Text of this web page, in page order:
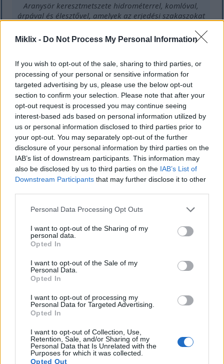
Miklix - Do Not Process My Personal Information
If you wish to opt-out of the sale, sharing to third parties, or
processing of your personal or sensitive information for
targeted advertising by us, please use the below opt-out
section to confirm your selection. Please note that after your
opt-out request is processed you may continue seeing
interest-based ads based on personal information utilized by
us or personal information disclosed to third parties prior to
your opt-out. You may separately opt-out of the further
disclosure of your personal information by third parties on the
IAB’s list of downstream participants. This information may
also be disclosed by us to third parties on the IAB’s List of
Downstream Participants that may further disclose it to other
Please note that this website/app uses one or more Google
not limited to your visit or usage behaviour. You may click to
grant or deny consent to Google and its third-party tags to
use your data for below specified purposes in below Google
consent section.
Personal Data Processing Opt Outs
I want to opt-out of the Sharing of my
personal data.
Opted In
I want to opt-out of the Sale of my
Personal Data.
Opted In
I want to opt-out of processing my
Personal Data for Targeted Advertising.
Opted In
I want to opt-out of Collection, Use,
Retention, Sale, and/or Sharing of my
Personal Data that Is Unrelated with the
Purposes for which it was collected.
Opted Out
Aranysör keresztmetszete hidrométerrel, komlóval,
árpával és élesztővel, amelyek az erjedési szakaszokat
További információkért és nagyobb felbontásért
kattintson vagy koppintson a képre.
SafAle T-58-hoz kompatibilis
sörtípusok
A Fermentis SafAle T-58 élesztő egy sokoldalú
élesztőtörzs, amely különféle sörtípusok, köztük
belga sörök és búzasörök főzésére alkalmas. Egyedi
tulajdonságai ideális választássá teszik azoknak a
sörfőzőknek, akik összetett és ízletes söröket
szeretnének készíteni.
stílusú ale sörök főzéséhez, amelyek gyümölcsös és
fűszeres ízvilágukról ismertek. Népszerű választás
búzasörökhöz is, ahol előnyös, hogy széles
hőmérsékleti tartományban képes erjeszteni.
Belga sörök, mint például a Tripel és a Dubbel
Búzasörök, beleértve a Witbiert és a
Saison és más farmhouse stílusú sörök
Erős ale-ek és más összetett sörstílusok
Ezek a stílusok az élesztő azon képességéből
profitálnak, hogy a gyümölcsös észterektől a
fűszeres fenolokig számos ízvegyületet képes